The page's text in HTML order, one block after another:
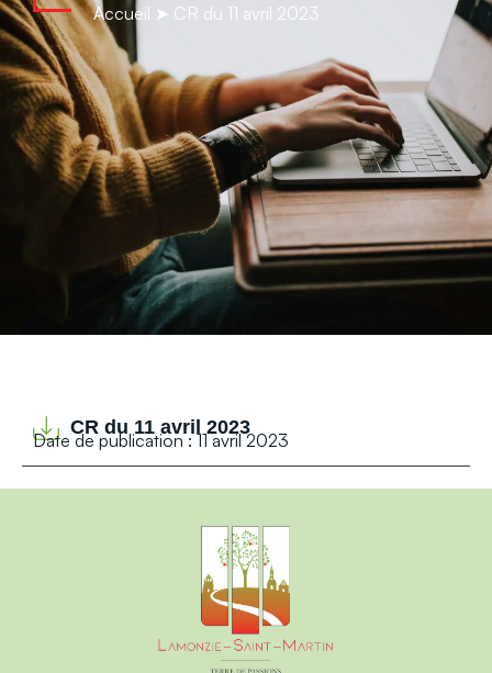
principal
Accueil ➤ CR du 11 avril 2023
CR du 11 avril 2023
Date de publication : 11 avril 2023